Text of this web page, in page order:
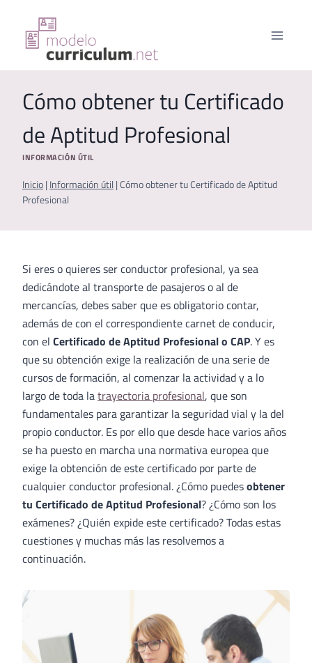
contenido
Cómo obtener tu Certificado
de Aptitud Profesional
INFORMACIÓN ÚTIL
Inicio | Información útil | Cómo obtener tu Certificado de Aptitud
Profesional
Si eres o quieres ser conductor profesional, ya sea
dedicándote al transporte de pasajeros o al de
mercancías, debes saber que es obligatorio contar,
además de con el correspondiente carnet de conducir,
con el Certificado de Aptitud Profesional o CAP. Y es
que su obtención exige la realización de una serie de
cursos de formación, al comenzar la actividad y a lo
largo de toda latrayectoria profesional, que son
fundamentales para garantizar la seguridad vial y la del
propio conductor. Es por ello que desde hace varios años
se ha puesto en marcha una normativa europea que
exige la obtención de este certificado por parte de
cualquier conductor profesional. ¿Cómo puedesobtener
tu Certificado de Aptitud Profesional? ¿Cómo son los
exámenes? ¿Quién expide este certificado? Todas estas
cuestiones y muchas más las resolvemos a
continuación.